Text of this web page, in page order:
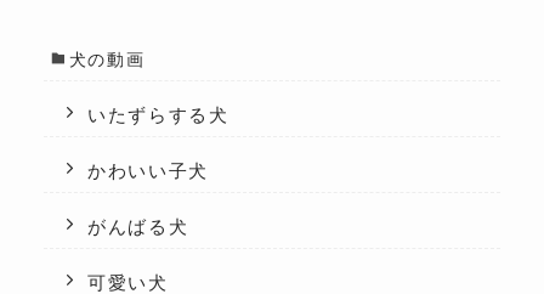
犬の動画
いたずらする犬
かわいい子犬
がんばる犬
可愛い犬